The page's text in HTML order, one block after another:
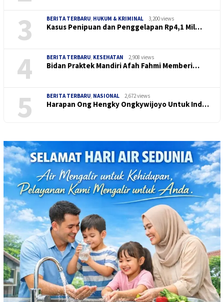
3 BERITA TERBARU HUKUM & KRIMINAL 3,200 views
Kasus Penipuan dan Penggelapan Rp4,1 Mil…
4 BERITA TERBARU KESEHATAN 2,908 views
Bidan Praktek Mandiri Afah Fahmi Memberi…
5 BERITA TERBARU NASIONAL 2,672 views
Harapan Ong Hengky Ongkywijoyo Untuk Ind…